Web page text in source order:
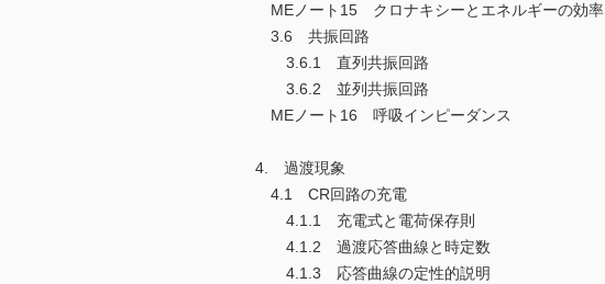
MEノート15 クロナキシーとエネルギーの効率
3.6 共振回路
3.6.1 直列共振回路
3.6.2 並列共振回路
MEノート16 呼吸インピーダンス
4. 過渡現象
4.1 CR回路の充電
4.1.1 充電式と電荷保存則
4.1.2 過渡応答曲線と時定数
4.1.3 応答曲線の定性的説明